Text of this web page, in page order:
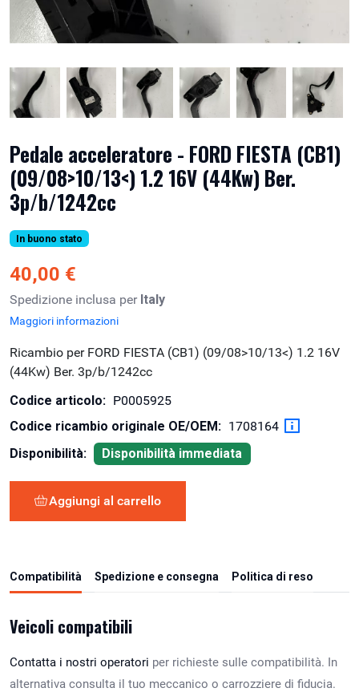
Pedale acceleratore - FORD FIESTA (CB1)
(09/08>10/13<) 1.2 16V (44Kw) Ber.
3p/b/1242cc
In buono stato
40,00 €
Spedizione inclusa per Italy
Maggiori informazioni
Ricambio per FORD FIESTA (CB1) (09/08>10/13<) 1.2 16V
(44Kw) Ber. 3p/b/1242cc
Codice articolo: P0005925
Codice ricambio originale OE/OEM: 1708164
Disponibilità:
Disponibilità immediata
Aggiungi al carrello
Compatibilità Spedizione e consegna Politica di reso
Veicoli compatibili
Contatta i nostri operatori per richieste sulle compatibilità. In
alternativa consulta il tuo meccanico o carrozziere di fiducia.